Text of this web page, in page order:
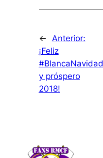
←
Anterior:
¡Feliz
#BlancaNavidad
y próspero
2018!